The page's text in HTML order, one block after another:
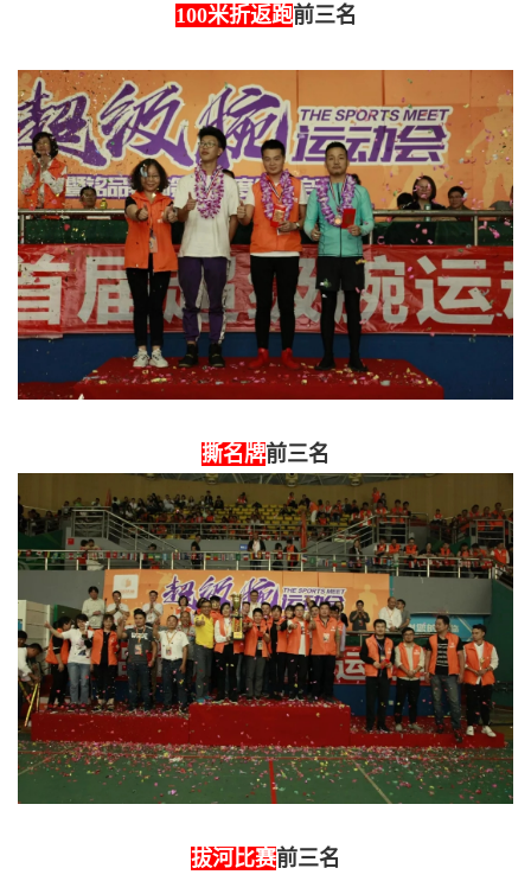
100米折返跑前三名
撕名牌前三名
拔河比赛前三名